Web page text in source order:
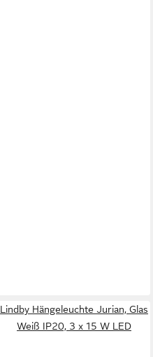
Lindby Hängeleuchte Jurian, Glas
Weiß IP20, 3 x 15 W LED